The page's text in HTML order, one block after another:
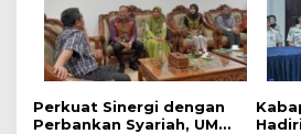
Perkuat Sinergi dengan
Perbankan Syariah, UMRI